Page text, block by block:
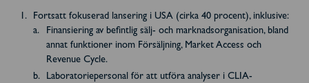
Fortsatt fokuserad lansering i USA (cirka 40 procent), inklusive:
Finansiering av befintlig sälj- och marknadsorganisation, bland
annat funktioner inom Försäljning, Market Access och
Revenue Cycle.
Laboratoriepersonal för att utföra analyser i CLIA-